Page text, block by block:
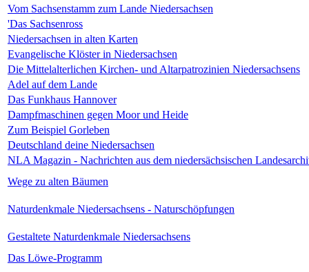
Vom Sachsenstamm zum Lande Niedersachsen
'Das Sachsenross
Niedersachsen in alten Karten
Evangelische Klöster in Niedersachsen
Die Mittelalterlichen Kirchen- und Altarpatrozinien Niedersachsens
Adel auf dem Lande
Das Funkhaus Hannover
Dampfmaschinen gegen Moor und Heide
Zum Beispiel Gorleben
Deutschland deine Niedersachsen
NLA Magazin - Nachrichten aus dem niedersächsischen
Wege zu alten Bäumen
Naturdenkmale Niedersachsens - Naturschöpfungen
Gestaltete Naturdenkmale Niedersachsens
Das Löwe-Programm